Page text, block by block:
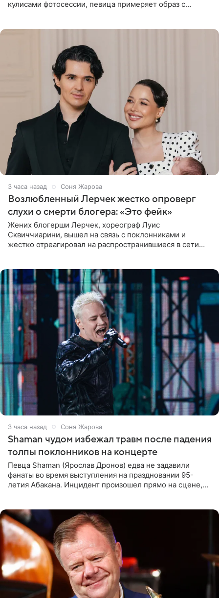
кулисами фотосессии, певица примеряет образ с
3 часа назад Соня Жарова
Возлюбленный Лерчек жестко опроверг
слухи о смерти блогера: «Это фейк»
Жених блогерши Лерчек, хореограф Луис
Сквиччиарини, вышел на связь с поклонниками и
жестко отреагировал на распространившиеся в сети
3 часа назад Соня Жарова
Shaman чудом избежал травм после падения
толпы поклонников на концерте
Певца Shaman (Ярослав Дронов) едва не задавили
фанаты во время выступления на праздновании 95-
летия Абакана. Инцидент произошел прямо на сцене,